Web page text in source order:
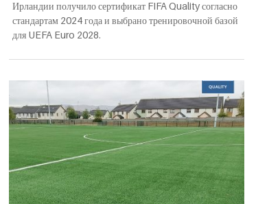
Ирландии получило сертификат FIFA Quality согласно
стандартам 2024 года и выбрано тренировочной базой
для UEFA Euro 2028.